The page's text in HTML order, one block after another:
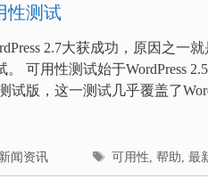
性测试
2.7大获成功，原因之一
。 可用性测试始于WordPress
试版，这一测试几乎覆盖了
分
新闻资讯
标
签
可用性,帮助,最